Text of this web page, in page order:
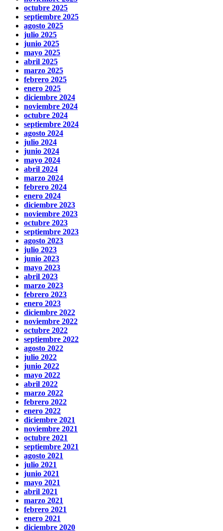
octubre 2025
septiembre 2025
agosto 2025
julio 2025
junio 2025
mayo 2025
abril 2025
marzo 2025
febrero 2025
enero 2025
diciembre 2024
noviembre 2024
octubre 2024
septiembre 2024
agosto 2024
julio 2024
junio 2024
mayo 2024
abril 2024
marzo 2024
febrero 2024
enero 2024
diciembre 2023
noviembre 2023
octubre 2023
septiembre 2023
agosto 2023
julio 2023
junio 2023
mayo 2023
abril 2023
marzo 2023
febrero 2023
enero 2023
diciembre 2022
noviembre 2022
octubre 2022
septiembre 2022
agosto 2022
julio 2022
junio 2022
mayo 2022
abril 2022
marzo 2022
febrero 2022
enero 2022
diciembre 2021
noviembre 2021
octubre 2021
septiembre 2021
agosto 2021
julio 2021
junio 2021
mayo 2021
abril 2021
marzo 2021
febrero 2021
enero 2021
diciembre 2020